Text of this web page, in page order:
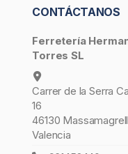
CONTÁCTANOS
Ferretería
Torres SL
Carrer de la Serra
16
46130
Valencia